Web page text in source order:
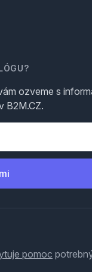
ozveme s
B2M.CZ.
pomoc